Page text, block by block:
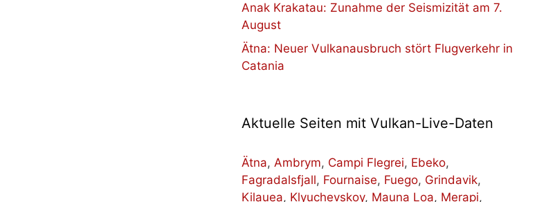
Anak Krakatau: Zunahme der Seismizität am 7.
August
Ätna: Neuer Vulkanausbruch stört Flugverkehr in
Catania
Aktuelle Seiten mit Vulkan-Live-Daten
Ätna, Ambrym, Campi Flegrei, Ebeko,
Fagradalsfjall, Fournaise, Fuego, Grindavik,
Kilauea, Klyuchevskoy, Mauna Loa, Merapi,